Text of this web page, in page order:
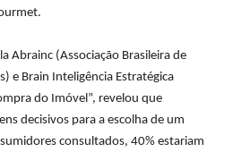
Abrainc (Associação Brasileira de
e Brain Inteligência Estratégica
do Imóvel”, revelou que
decisivos para a escolha de um
consultados, 40% estariam